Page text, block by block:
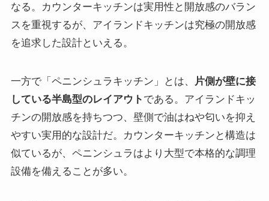
なる。カウンターキッチンは実用性と開放感のバラン
スを重視するが、アイランドキッチンは究極の開放感
を追求した設計といえる。
一方で「ペニンシュラキッチン」とは、
片側が壁に接
している半島型のレイアウト である。アイランドキッ
チンの開放感を持ちつつ、壁側で油はねや匂いを抑え
やすい実用的な設計だ。カウンターキッチンと構造は
似ているが、ペニンシュラはより大型で本格的な調理
設備を備えることが多い。